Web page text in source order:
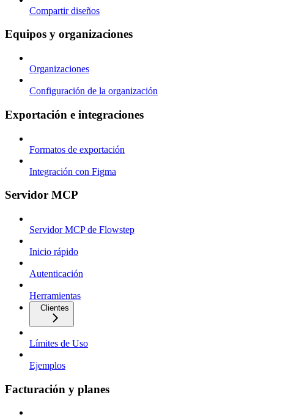
Compartir diseños
Equipos y organizaciones
Organizaciones
Configuración de la organización
Exportación e integraciones
Formatos de exportación
Integración con Figma
Servidor MCP
Servidor MCP de Flowstep
Inicio rápido
Autenticación
Herramientas
Clientes
Límites de Uso
Ejemplos
Facturación y planes